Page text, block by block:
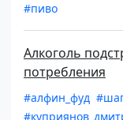
#пиво
Алкоголь
потребления
#алфин_фуд